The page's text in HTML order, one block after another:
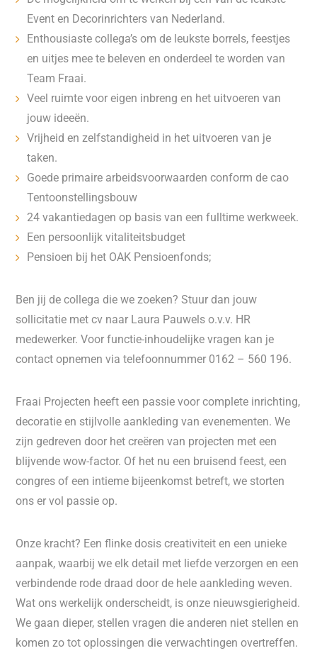
Event en Decorinrichters van Nederland.
Enthousiaste collega’s om de leukste borrels, feestjes
en uitjes mee te beleven en onderdeel te worden van
Team Fraai.
Veel ruimte voor eigen inbreng en het uitvoeren van
jouw ideeën.
Vrijheid en zelfstandigheid in het uitvoeren van je
taken.
Goede primaire arbeidsvoorwaarden conform de cao
Tentoonstellingsbouw
24 vakantiedagen op basis van een fulltime werkweek.
Een persoonlijk vitaliteitsbudget
Pensioen bij het OAK Pensioenfonds;
Ben jij de collega die we zoeken? Stuur dan jouw
sollicitatie met cv naar Laura Pauwels o.v.v. HR
medewerker. Voor functie-inhoudelijke vragen kan je
contact opnemen via telefoonnummer 0162 – 560 196.
Fraai Projecten heeft een passie voor complete inrichting,
decoratie en stijlvolle aankleding van evenementen. We
zijn gedreven door het creëren van projecten met een
blijvende wow-factor. Of het nu een bruisend feest, een
congres of een intieme bijeenkomst betreft, we storten
ons er vol passie op.
Onze kracht? Een flinke dosis creativiteit en een unieke
aanpak, waarbij we elk detail met liefde verzorgen en een
verbindende rode draad door de hele aankleding weven.
Wat ons werkelijk onderscheidt, is onze nieuwsgierigheid.
We gaan dieper, stellen vragen die anderen niet stellen en
komen zo tot oplossingen die verwachtingen overtreffen.